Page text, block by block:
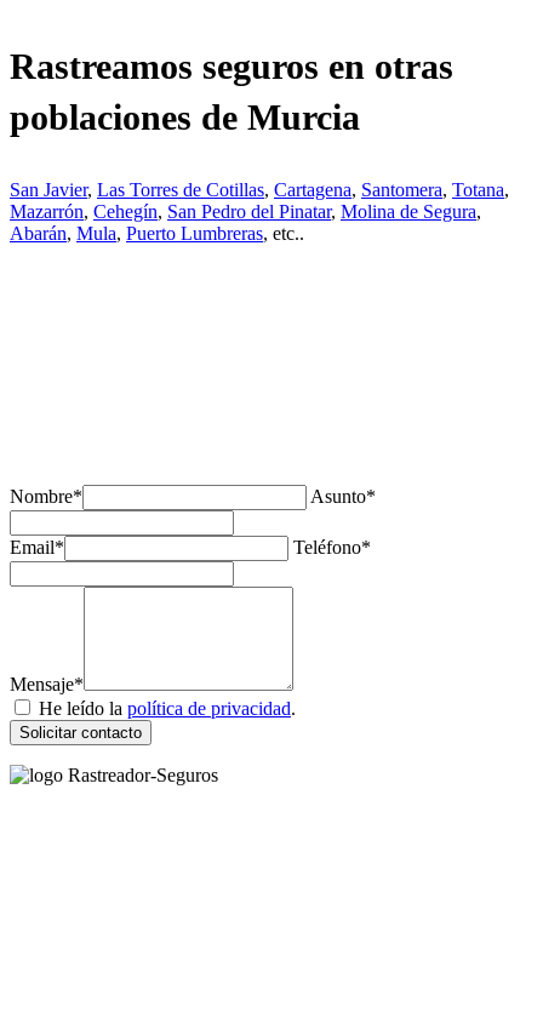
Rastreamos seguros en otras
poblaciones de Murcia
San Javier, Las Torres de Cotillas, Cartagena, Santomera, Totana,
Mazarrón, Cehegín, San Pedro del Pinatar, Molina de Segura,
Abarán, Mula, Puerto Lumbreras, etc..
Nombre* Asunto*
Email* Teléfono*
Mensaje*
He leído la política de privacidad.
Solicitar contacto